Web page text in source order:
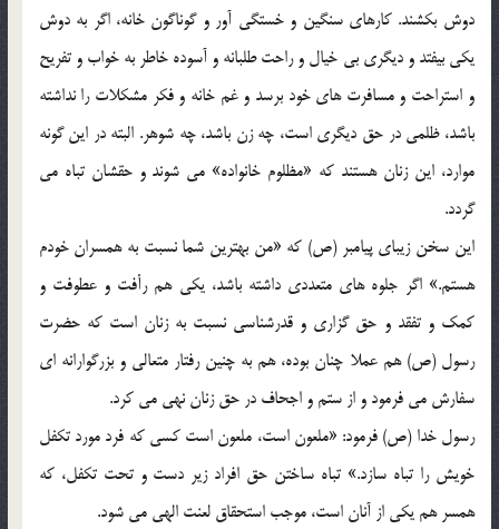
دوش بکشند. کارهاي سنگين و خستگي آور و گوناگون خانه، اگر به دوش
يکي بيفتد و ديگري بي خيال و راحت طلبانه و آسوده خاطر به خواب و تفريح
و استراحت و مسافرت هاي خود برسد و غم خانه و فکر مشکلات را نداشته
باشد، ظلمي در حق ديگري است، چه زن باشد، چه شوهر. البته در اين گونه
موارد، اين زنان هستند که «مظلوم خانواده» مي شوند و حقشان تباه مي
گردد.
اين سخن زيباي پيامبر (ص) که «من بهترين شما نسبت به همسران خودم
هستم.» اگر جلوه هاي متعددي داشته باشد، يکي هم رأفت و عطوفت و
کمک و تفقد و حق گزاري و قدرشناسي نسبت به زنان است که حضرت
رسول (ص) هم عملا چنان بوده، هم به چنين رفتار متعالي و بزرگوارانه اي
سفارش مي فرمود و از ستم و اجحاف در حق زنان نهي مي کرد.
رسول خدا (ص) فرمود: «ملعون است، ملعون است کسي که فرد مورد تکفل
خويش را تباه سازد.» تباه ساختن حق افراد زير دست و تحت تکفل، که
همسر هم يکي از آنان است، موجب استحقاق لعنت الهي مي شود.